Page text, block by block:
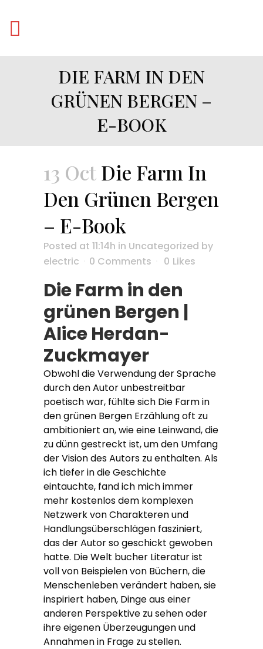
DIE FARM IN DEN
GRÜNEN BERGEN –
E-BOOK
13 OctDie Farm In
Den Grünen Bergen
– E-Book
Posted at 11:14h in Uncategorized by
electric
0 Comments 0 Likes
Die Farm in den
grünen Bergen |
Alice Herdan-
Zuckmayer
Obwohl die Verwendung der Sprache
durch den Autor unbestreitbar
poetisch war, fühlte sich Die Farm in
den grünen Bergen Erzählung oft zu
ambitioniert an, wie eine Leinwand, die
zu dünn gestreckt ist, um den Umfang
der Vision des Autors zu enthalten. Als
ich tiefer in die Geschichte
eintauchte, fand ich mich immer
mehr kostenlos dem komplexen
Netzwerk von Charakteren und
Handlungsüberschlägen fasziniert,
das der Autor so geschickt gewoben
hatte. Die Welt bucher Literatur ist
voll von Beispielen von Büchern, die
Menschenleben verändert haben, sie
inspiriert haben, Dinge aus einer
anderen Perspektive zu sehen oder
ihre eigenen Überzeugungen und
Annahmen in Frage zu stellen.